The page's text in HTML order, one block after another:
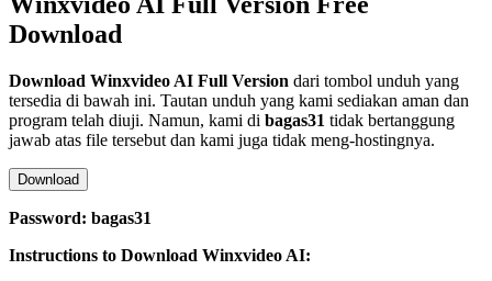
Download
Download Winxvideo AI Full Version dari tombol unduh yang
tersedia di bawah ini. Tautan unduh yang kami sediakan aman dan
program telah diuji. Namun, kami di bagas31 tidak bertanggung
jawab atas file tersebut dan kami juga tidak meng-hostingnya.
Download
Password: bagas31
Instructions to Download Winxvideo AI: